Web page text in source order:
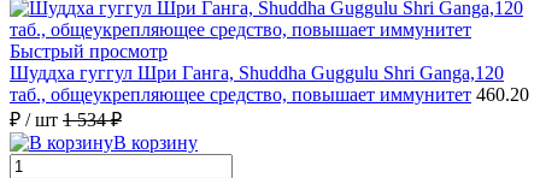
Быстрый просмотр
Шуддха гуггул Шри Ганга, Shuddha Guggulu Shri Ganga,120
таб., общеукрепляющее средство, повышает иммунитет 460.20
₽ / шт 1 534 ₽
В корзину